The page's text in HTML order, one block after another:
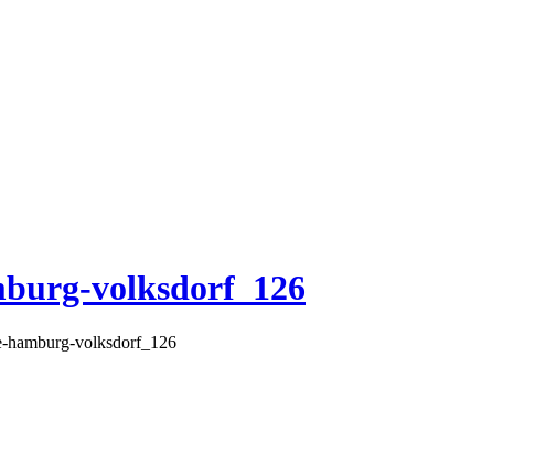
volksdorf_126
hamburg-volksdorf_126